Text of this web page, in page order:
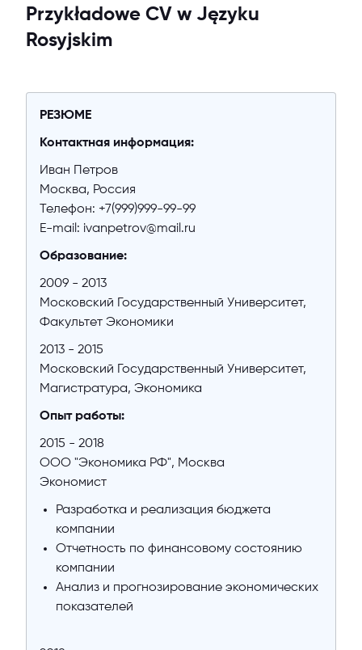
Przykładowe CV w Języku
Rosyjskim
РЕЗЮМЕ
Контактная информация:
Иван Петров
Москва, Россия
Телефон: +7(999)999-99-99
E-mail: ivanpetrov@mail.ru
Образование:
2009 - 2013
Московский Государственный Университет,
Факультет Экономики
2013 - 2015
Московский Государственный Университет,
Магистратура, Экономика
Опыт работы:
2015 - 2018
ООО "Экономика РФ", Москва
Экономист
Разработка и реализация бюджета
компании
Отчетность по финансовому состоянию
компании
Анализ и прогнозирование экономических
показателей